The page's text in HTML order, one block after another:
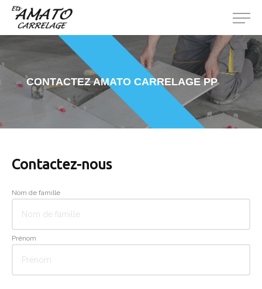
CONTACTEZ AMATO CARRELAGE PP
Contactez-nous
Nom de famille
Prénom